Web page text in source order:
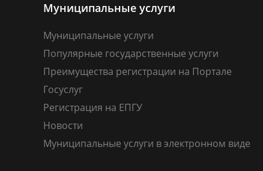
Муниципальные услуги
Муниципальные услуги
Популярные государственные услуги
Преимущества регистрации на Портале
Госуслуг
Регистрация на ЕПГУ
Новости
Муниципальные услуги в электронном виде